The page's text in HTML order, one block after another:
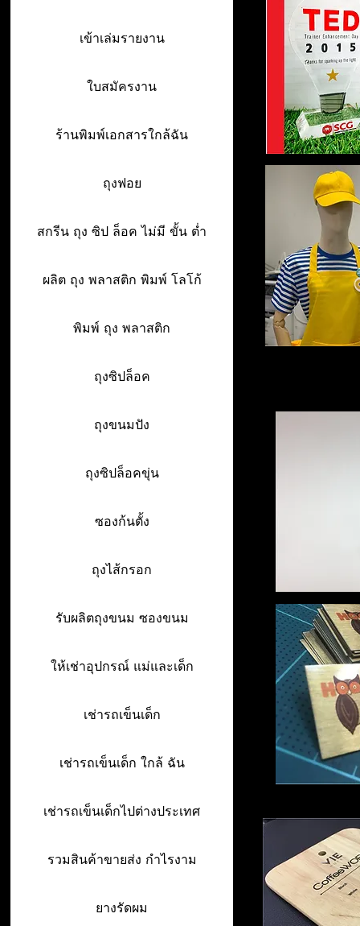
เข้าเล่มรายงาน
ใบสมัครงาน
ร้านพิมพ์เอกสารใกล้ฉัน
ถุงฟอย
สกรีน ถุง ซิป ล็อค ไม่มี ขั้น ต่ำ
ผลิต ถุง พลาสติก พิมพ์ โลโก้
พิมพ์ ถุง พลาสติก
ถุงซิปล็อค
ถุงขนมปัง
ถุงซิปล็อคขุ่น
ซองก้นตั้ง
ถุงไส้กรอก
รับผลิตถุงขนม ซองขนม
ให้เช่าอุปกรณ์ แม่และเด็ก
เช่ารถเข็นเด็ก
เช่ารถเข็นเด็ก ใกล้ ฉัน
เช่ารถเข็นเด็กไปต่างประเทศ
รวมสินค้าขายส่ง กำไรงาม
ยางรัดผม